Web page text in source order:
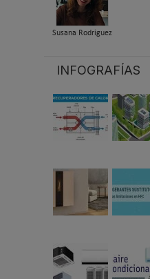
Susana Rodriguez
INFOGRAFÍAS